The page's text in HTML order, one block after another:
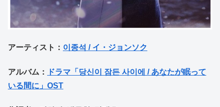
アーティスト： 이종석 / イ・ジョンソク
アルバム：
ドラマ「당신이 잠든 사이에 / あなたが眠って
いる間に」OST